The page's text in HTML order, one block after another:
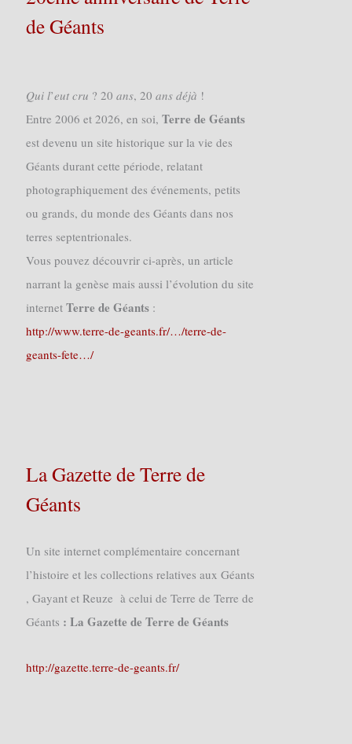
de Géants
𝑄𝑢𝑖 𝑙’𝑒𝑢𝑡 𝑐𝑟𝑢 ? 20 𝑎𝑛𝑠, 20 𝑎𝑛𝑠 𝑑𝑒́𝑗𝑎̀ !
Entre 2006 et 2026, en soi,Terre de Géants
est devenu un site historique sur la vie des
Géants durant cette période, relatant
photographiquement des événements, petits
ou grands, du monde des Géants dans nos
terres septentrionales.
Vous pouvez découvrir ci-après, un article
narrant la genèse mais aussi l’évolution du site
internet Terre de Géants :
http://www.terre-de-geants.fr/…/terre-de-
geants-fete…/
La Gazette de Terre de
Géants
Un site internet complémentaire concernant
l’histoire et les collections relatives aux Géants
, Gayant et Reuze à celui de Terre de Terre de
Géants : La Gazette de Terre de Géants
http://gazette.terre-de-geants.fr/